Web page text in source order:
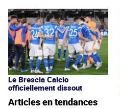
Le Brescia Calcio
officiellement dissout
Articles en tendances